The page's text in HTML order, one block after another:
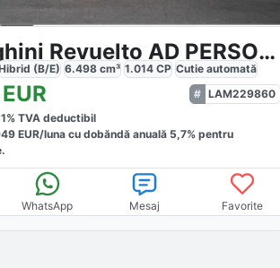
Lamborghini Revuelto AD PERSONAM
(B/E) 6.498 cm³ 1.014 CP Cutieautomată
EUR
LAM229860
% TVA deductibil
EUR/luna cu dobăndă anuală 5,7% pentru
WhatsApp Mesaj Favorite